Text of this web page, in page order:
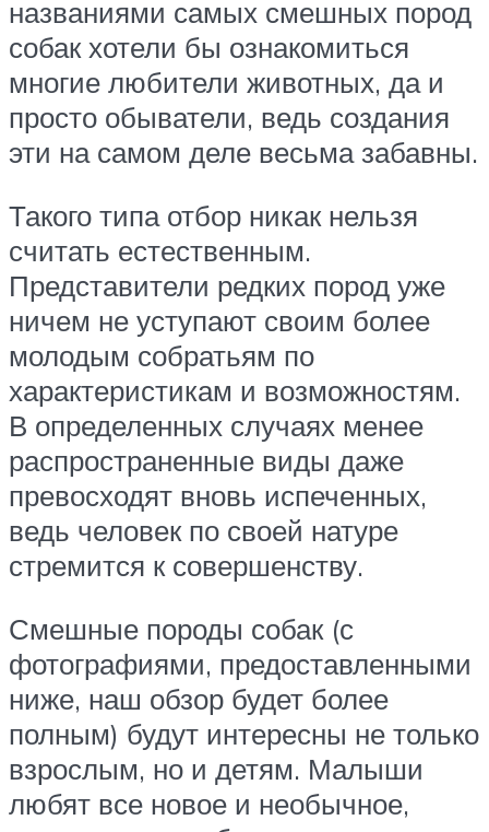
названиями самых смешных пород
собак хотели бы ознакомиться
многие любители животных, да и
просто обыватели, ведь создания
эти на самом деле весьма забавны.
Такого типа отбор никак нельзя
считать естественным.
Представители редких пород уже
ничем не уступают своим более
молодым собратьям по
характеристикам и возможностям.
В определенных случаях менее
распространенные виды даже
превосходят вновь испеченных,
ведь человек по своей натуре
стремится к совершенству.
Смешные породы собак (с
фотографиями, предоставленными
ниже, наш обзор будет более
полным) будут интересны не только
взрослым, но и детям. Малыши
любят все новое и необычное,